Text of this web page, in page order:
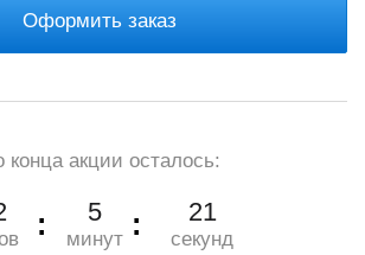
Оформить заказ
конца акции осталось:
5
минут
20
секунд